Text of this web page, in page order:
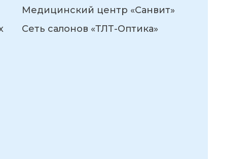
Медицинский центр «Санвит»
Сеть салонов «ТЛТ-Оптика»